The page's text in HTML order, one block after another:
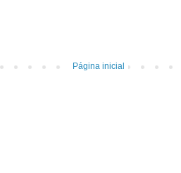
Página inicial